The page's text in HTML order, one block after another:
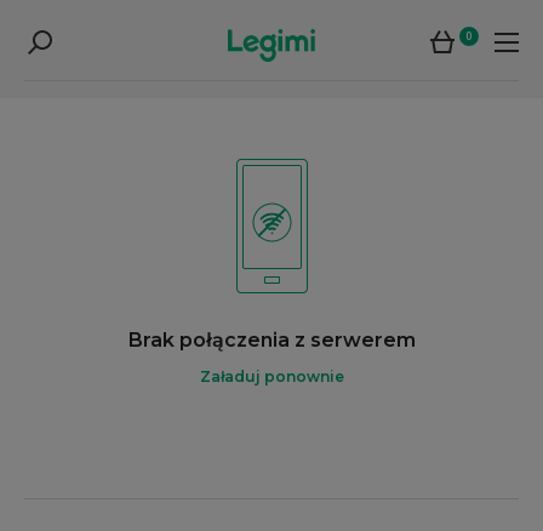
0
Brak połączenia z serwerem
Załaduj ponownie